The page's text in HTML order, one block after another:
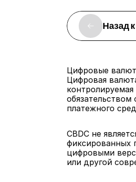
Назад
Цифровые
Цифровая
платежного
CBDC не
фиксированных
цифровыми
или другой